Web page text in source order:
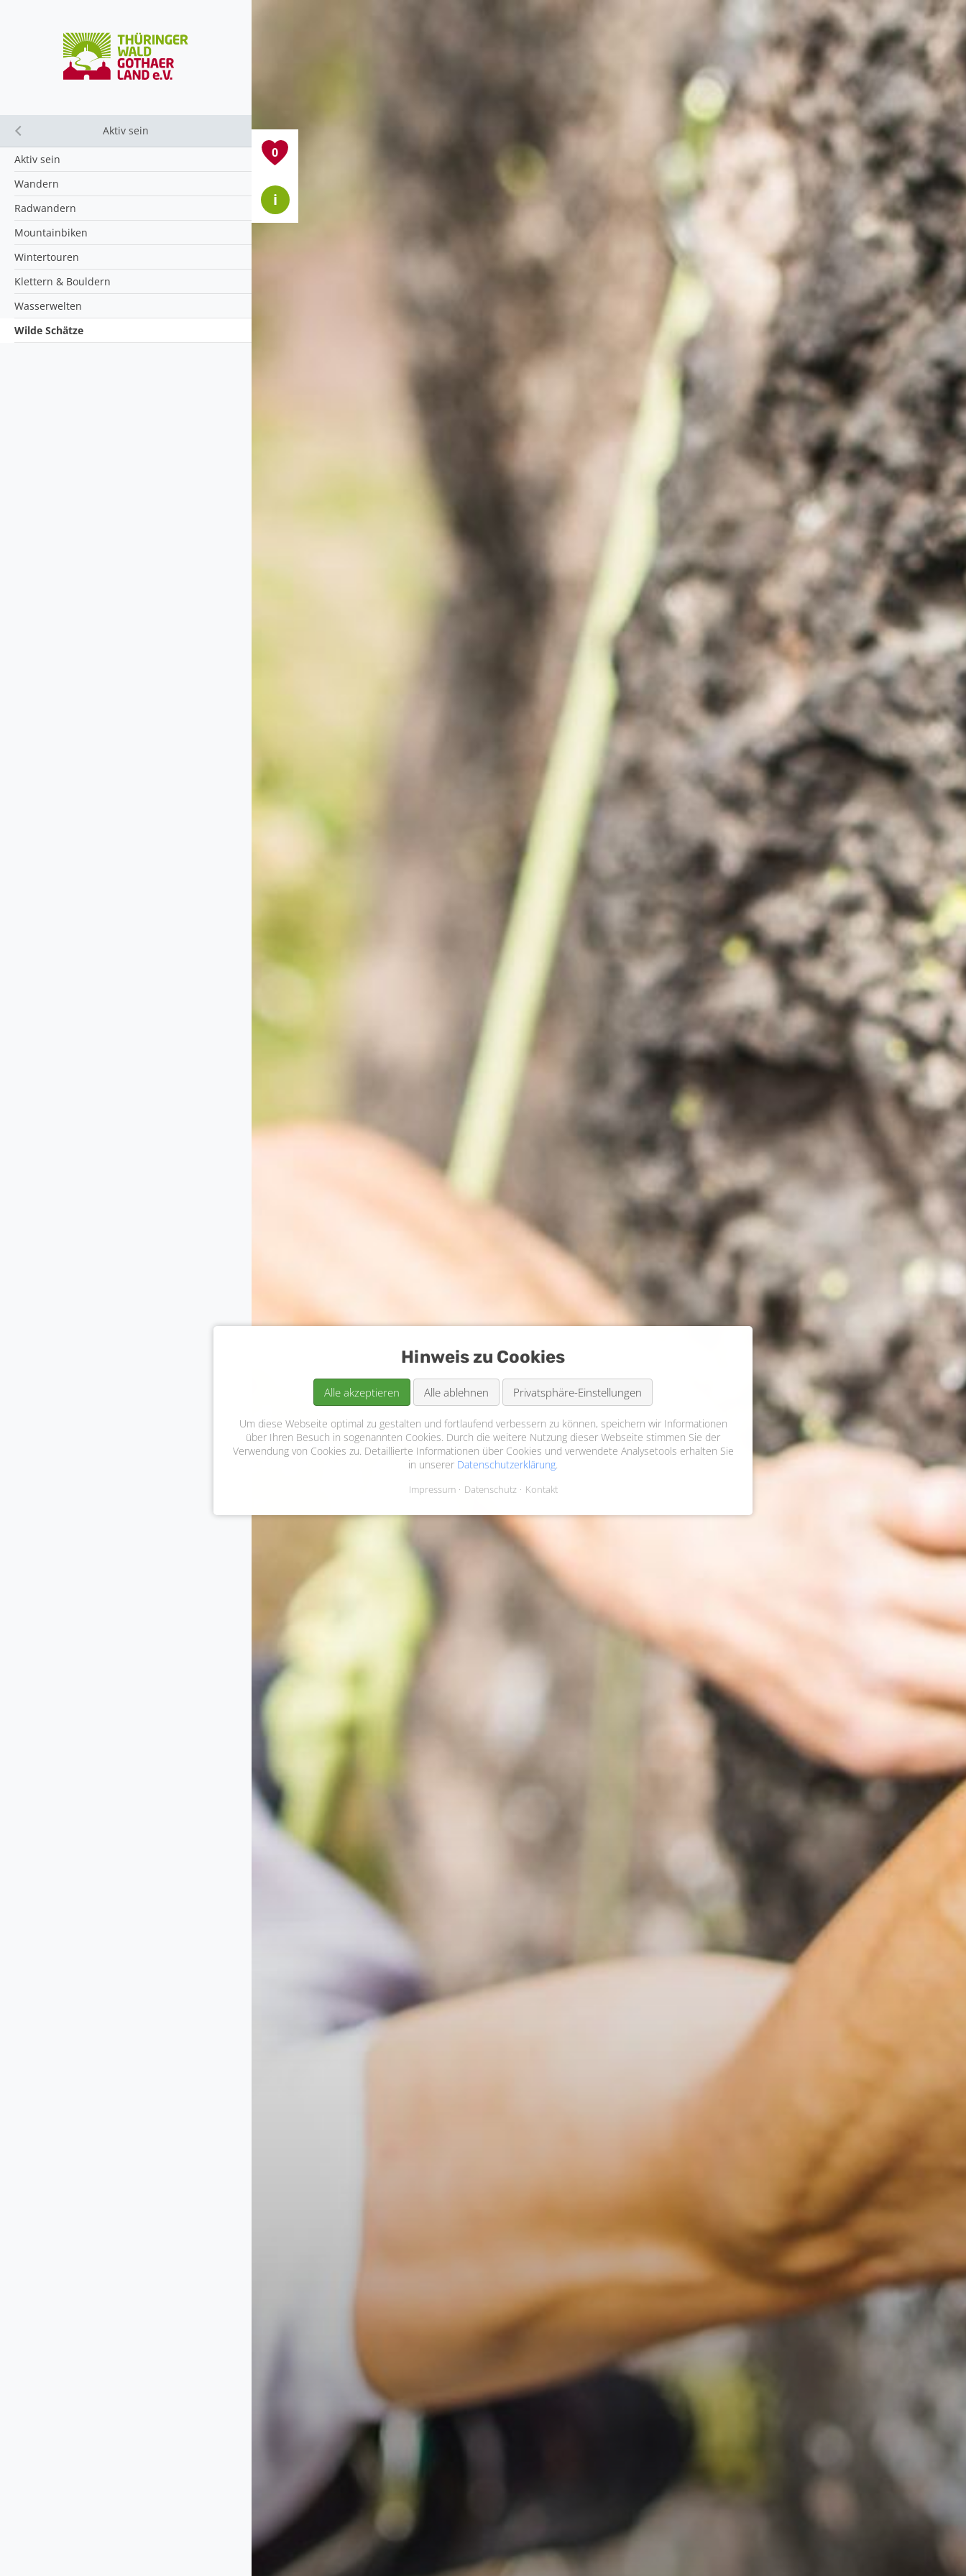
Close submenu Aktiv sein
Aktiv sein
Wandern
Radwandern
Mountainbiken
Wintertouren
Klettern & Bouldern
Wasserwelten
Wilde Schätze
0
i
Hinweis zu Cookies
Alle akzeptieren Alle ablehnen Privatsphäre-Einstellungen
Um diese Webseite optimal zu gestalten und fortlaufend verbessern zu können, speichern wir Informationen
über Ihren Besuch in sogenannten Cookies. Durch die weitere Nutzung dieser Webseite stimmen Sie der
Verwendung von Cookies zu. Detaillierte Informationen über Cookies und verwendete Analysetools erhalten Sie
in unserer Datenschutzerklärung
Impressum Datenschutz Kontakt